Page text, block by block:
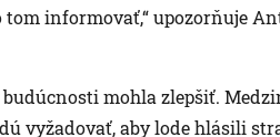
informovať,“ upozorňuje
budúcnosti mohla zlepšiť.
vyžadovať, aby lode hlásili